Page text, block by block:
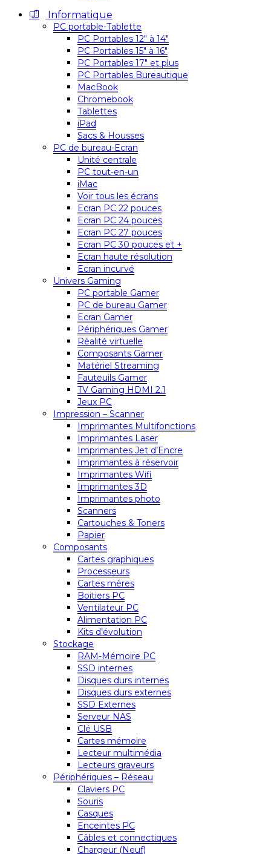
Informatique
PC portable-Tablette
PC Portables 12″ à 14″
PC Portables 15″ à 16″
PC Portables 17″ et plus
PC Portables Bureautique
MacBook
Chromebook
Tablettes
iPad
Sacs & Housses
PC de bureau-Ecran
Unité centrale
PC tout-en-un
iMac
Voir tous les écrans
Ecran PC 22 pouces
Ecran PC 24 pouces
Ecran PC 27 pouces
Ecran PC 30 pouces et +
Ecran haute résolution
Ecran incurvé
Univers Gaming
PC portable Gamer
PC de bureau Gamer
Ecran Gamer
Périphériques Gamer
Réalité virtuelle
Composants Gamer
Matériel Streaming
Fauteuils Gamer
TV Gaming HDMI 2.1
Jeux PC
Impression – Scanner
Imprimantes Multifonctions
Imprimantes Laser
Imprimantes Jet d’Encre
Imprimantes à réservoir
Imprimantes Wifi
Imprimantes 3D
Imprimantes photo
Scanners
Cartouches & Toners
Papier
Composants
Cartes graphiques
Processeurs
Cartes mères
Boitiers PC
Ventilateur PC
Alimentation PC
Kits d’évolution
Stockage
RAM-Mémoire PC
SSD internes
Disques durs internes
Disques durs externes
SSD Externes
Serveur NAS
Clé USB
Cartes mémoire
Lecteur multimédia
Lecteurs graveurs
Périphériques – Réseau
Claviers PC
Souris
Casques
Enceintes PC
Câbles et connectiques
Chargeur (Neuf)